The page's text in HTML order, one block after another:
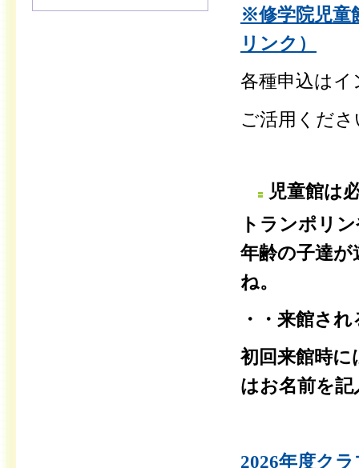
※修学院児童
リンク）
各種申込は
ご活用くださ
児童館は
トランポリ
年齢の子達
ね。
・・来館さ
初回来館時
はお名前を
2026年度ク